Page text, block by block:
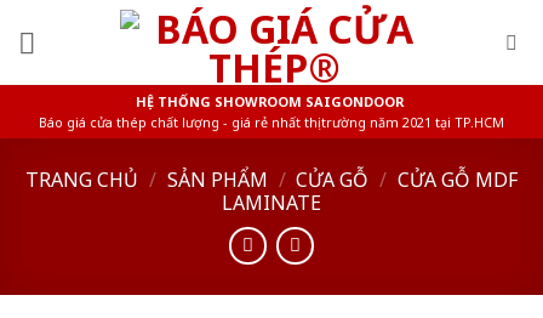
HỆ THỐNG SHOWROOM SAIGONDOOR
Báo giá cửa thép chất lượng - giá rẻ nhất thị trường năm 2021 tại TP.HCM
TRANG CHỦ / SẢN PHẨM / CỬA GỖ / CỬA GỖ MDF
LAMINATE